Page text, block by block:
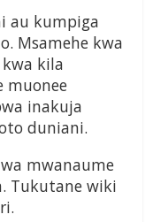
au kumpiga
Msamehe kwa
kila
muonee
inakuja
duniani.
mwanaume
Tukutane wiki